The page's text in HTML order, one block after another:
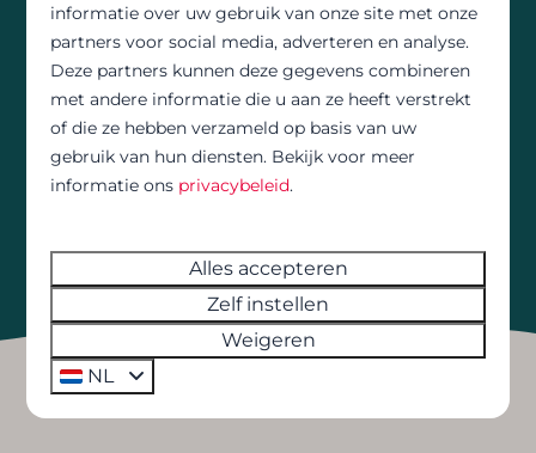
La Roche-en-Ardenne perfect voor gravelrijders
die houden van een ontspannen
outdoorervaring met alle comfort.
Ruime keuze aan accommodaties
Uitgebreide faciliteiten
informatie over uw gebruik van onze site met onze
partners voor social media, adverteren en analyse.
Deze partners kunnen deze gegevens combineren
met andere informatie die u aan ze heeft verstrekt
of die ze hebben verzameld op basis van uw
gebruik van hun diensten. Bekijk voor meer
informatie ons privacybeleid.
Alles accepteren
Zelf instellen
Weigeren
NL